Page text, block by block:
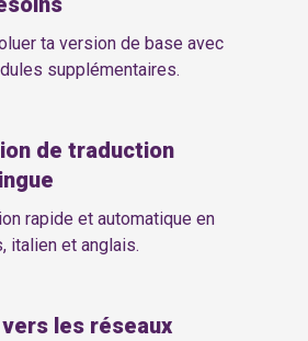
ta version de base avec
supplémentaires.
de traduction
rapide et automatique en
italien et anglais.
les réseaux